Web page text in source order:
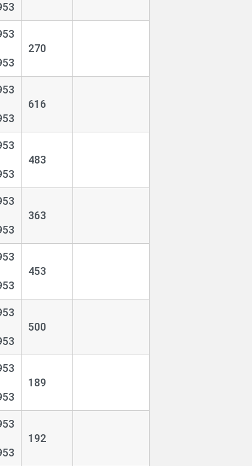
270
616
483
363
453
500
189
192